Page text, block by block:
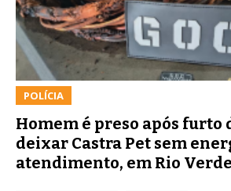
POLÍCIA
Homem é preso após furto
deixar Castra Pet sem
atendimento, em Rio Verde